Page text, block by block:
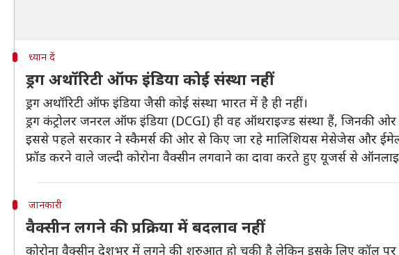
ध्यान दें
ड्रग अथॉरिटी ऑफ इंडिया कोई संस्था नहीं
ड्रग अथॉरिटी ऑफ इंडिया जैसी कोई संस्था भारत में है ही नहीं।
ड्रग कंट्रोलर जनरल ऑफ इंडिया (DCGI) ही वह ऑथराइज्ड संस्था हैं, जिनकी
इससे पहले सरकार ने स्कैमर्स की ओर से किए जा रहे मालिशियस मेसेजेस और
फ्रॉड करने वाले जल्दी कोरोना वैक्सीन लगवाने का दावा करते हुए यूजर्स से
जानकारी
वैक्सीन लगने की प्रक्रिया में बदलाव नहीं
कोरोना वैक्सीन देशभर में लगने की शुरुआत हो चुकी है लेकिन इसके लिए कॉल पर